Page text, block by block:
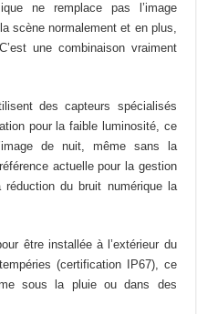
ne remplace pas l’image
scène normalement et en plus,
une combinaison vraiment
des capteurs spécialisés
pour la faible luminosité, ce
de nuit, même sans la
actuelle pour la gestion
du bruit numérique la
être installée à l’extérieur du
(certification IP67), ce
sous la pluie ou dans des